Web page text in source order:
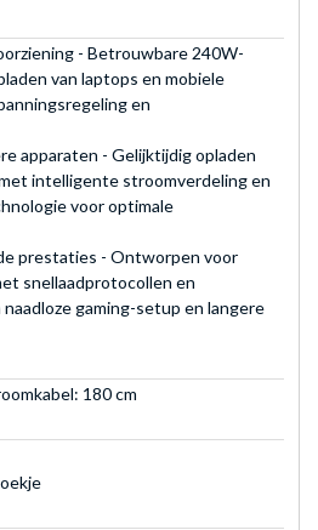
- Betrouwbare 240W-
van laptops en mobiele
en
apparaten - Gelijktijdig opladen
intelligente stroomverdeling en
voor optimale
prestaties - Ontworpen voor
snellaadprotocollen en
gaming-setup en langere
180 cm